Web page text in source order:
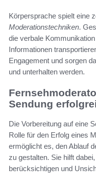
Körpersprache spielt eine
Moderationstechniken.
die verbale
Informationen
Engagement und sorgen
und unterhalten werden.
Sendung
Die Vorbereitung auf eine
Rolle für den Erfolg eines
ermöglicht es, den Ablauf
zu gestalten. Sie hilft
berücksichtigen und